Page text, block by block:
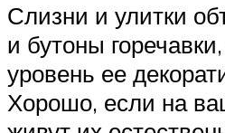
Слизни и улитки
и бутоны
уровень ее
Хорошо, если на